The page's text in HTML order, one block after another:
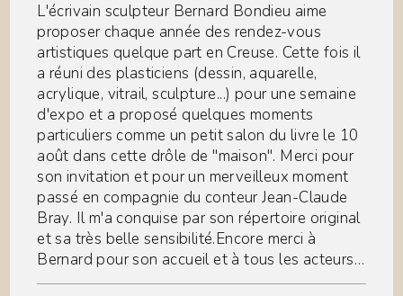
L'écrivain sculpteur Bernard Bondieu aime
proposer chaque année des rendez-vous
artistiques quelque part en Creuse. Cette fois il
a réuni des plasticiens (dessin, aquarelle,
acrylique, vitrail, sculpture...) pour une semaine
d'expo et a proposé quelques moments
particuliers comme un petit salon du livre le 10
août dans cette drôle de "maison". Merci pour
son invitation et pour un merveilleux moment
passé en compagnie du conteur Jean-Claude
Bray. Il m'a conquise par son répertoire original
et sa très belle sensibilité.Encore merci à
Bernard pour son accueil et à tous les acteurs…